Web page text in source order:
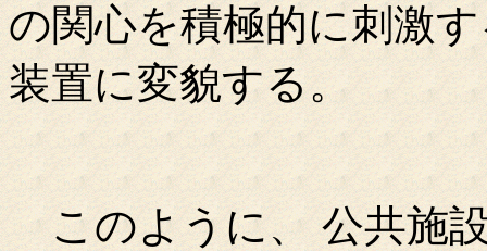
の関心を積極的に刺激
装置に変貌する。
このように、 公共施